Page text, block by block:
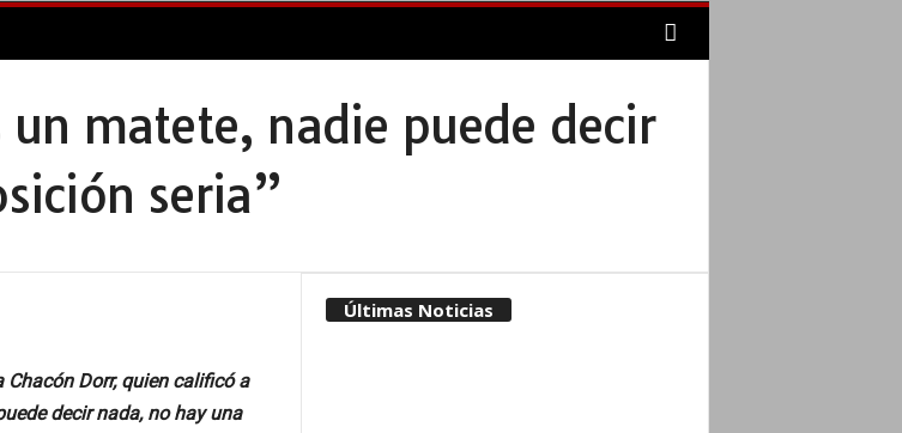
un matete, nadie puede decir
seria”
Dorr, quien calificó a
decir nada, no hay una
Últimas Noticias